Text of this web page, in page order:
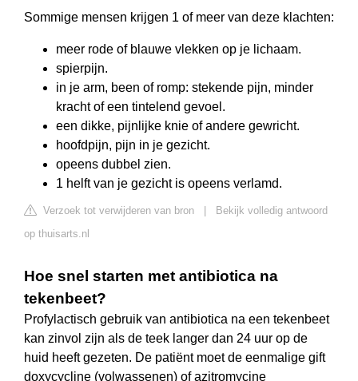
Sommige mensen krijgen 1 of meer van deze klachten:
meer rode of blauwe vlekken op je lichaam.
spierpijn.
in je arm, been of romp: stekende pijn, minder
kracht of een tintelend gevoel.
een dikke, pijnlijke knie of andere gewricht.
hoofdpijn, pijn in je gezicht.
opeens dubbel zien.
1 helft van je gezicht is opeens verlamd.
Verzoek tot verwijderen van bron
Bekijk volledig antwoord
op thuisarts.nl
Hoe snel starten met antibiotica na
tekenbeet?
Profylactisch gebruik van antibiotica na een tekenbeet
kan zinvol zijn als de teek langer dan 24 uur op de
huid heeft gezeten. De patiënt moet de eenmalige gift
doxycycline (volwassenen) of azitromycine